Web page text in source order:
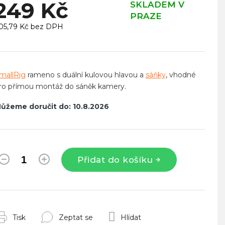
Kč
SKLADEM V
PRAZE
Kč bez DPH
doručit do: 10.8.2026
Přidat do košíku
rameno s duální kulovou hlavou a sáňky, vhodné
přímou montáž do sáněk kamery.
Tisk Zeptat se Hlídat